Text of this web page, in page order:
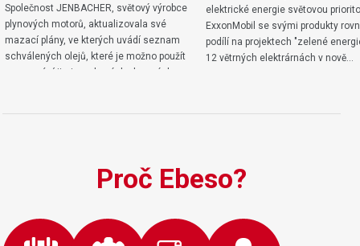
Společnost JENBACHER, světový výrobce
plynových motorů, aktualizovala své
mazací plány, ve kterých uvádí seznam
schválených olejů, které je možno použít
pro mazání jimi vyrobených plynových
elektrické energie světovou
ExxonMobil se svými produkty
podílí na projektech "zelené
12 větrných elektrárnách v nově…
Proč Ebeso?